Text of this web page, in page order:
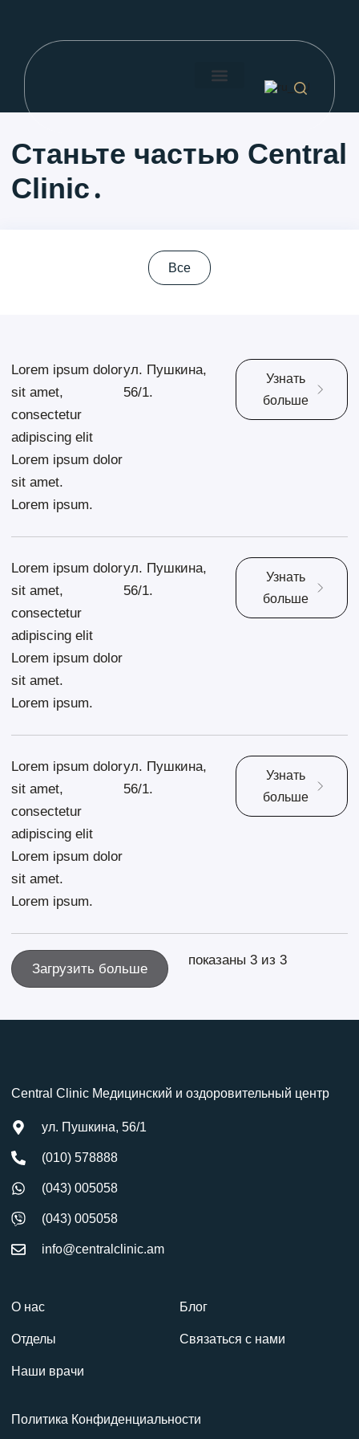
Станьте частью Central
Clinic․
Все
Lorem ipsum dolor
sit amet,
consectetur
adipiscing elit
Lorem ipsum dolor
sit amet.
Lorem ipsum.
ул. Пушкина,
56/1.
Узнать
больше
Lorem ipsum dolor
sit amet,
consectetur
adipiscing elit
Lorem ipsum dolor
sit amet.
Lorem ipsum.
ул. Пушкина,
56/1.
Узнать
больше
Lorem ipsum dolor
sit amet,
consectetur
adipiscing elit
Lorem ipsum dolor
sit amet.
Lorem ipsum.
ул. Пушкина,
56/1.
Узнать
больше
Загрузить больше
показаны 3 из 3
Central Clinic Медицинский и оздоровительный центр
ул. Пушкина, 56/1
(010) 578888
(043) 005058
(043) 005058
info@centralclinic.am
О нас
Отделы
Наши врачи
Блог
Связаться с нами
Политика Конфиденциальности